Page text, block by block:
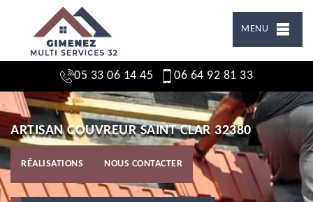
MENU
05 33 06 14 45 06 64 92 81 33
ARTISAN COUVREUR SAINT CLAR 32380
RÉALISATIONS NOUS CONTACTER